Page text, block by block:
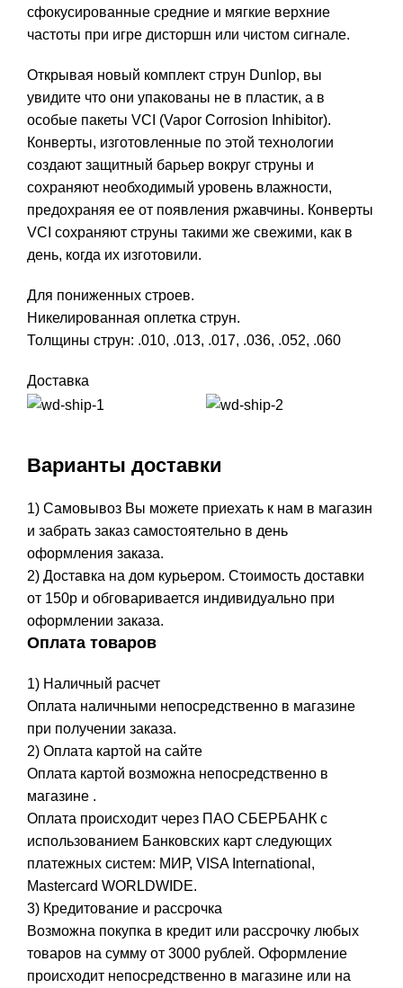
сфокусированные средние и мягкие верхние
частоты при игре дисторшн или чистом сигнале.
Открывая новый комплект струн Dunlop, вы
увидите что они упакованы не в пластик, а в
особые пакеты VCI (Vapor Corrosion Inhibitor).
Конверты, изготовленные по этой технологии
создают защитный барьер вокруг струны и
сохраняют необходимый уровень влажности,
предохраняя ее от появления ржавчины. Конверты
VCI сохраняют струны такими же свежими, как в
день, когда их изготовили.
Для пониженных строев.
Никелированная оплетка струн.
Толщины струн: .010, .013, .017, .036, .052, .060
Доставка
Варианты доставки
1) Самовывоз Вы можете приехать к нам в магазин
и забрать заказ самостоятельно в день
оформления заказа.
2) Доставка на дом курьером. Стоимость доставки
от 150р и обговаривается индивидуально при
оформлении заказа.
Оплата товаров
1) Наличный расчет
Оплата наличными непосредственно в магазине
при получении заказа.
2) Оплата картой на сайте
Оплата картой возможна непосредственно в
магазине .
Оплата происходит через ПАО СБЕРБАНК с
использованием Банковских карт следующих
платежных систем: МИР, VISA International,
Mastercard WORLDWIDE.
3) Кредитование и рассрочка
Возможна покупка в кредит или рассрочку любых
товаров на сумму от 3000 рублей. Оформление
происходит непосредственно в магазине или на